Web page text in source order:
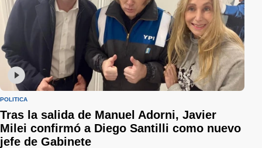
POLÍTICA
Tras la salida de Manuel Adorni, Javier
Milei confirmó a Diego Santilli como nuevo
jefe de Gabinete